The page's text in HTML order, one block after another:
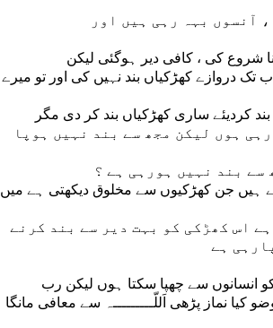
آنسوں بہہ رہی ہیں اور
دروازے کھڑکیاں بند نہیں کی اور تو میرے
ہوں لیکن مجھ سے بند نہیں ہوپا
ہیں جن کھڑکیوں سے مخلوق دیکھتی ہے میں
اس کھڑکی کو بہت دیر سے بند کرنے
انسانوں سے چھپا سکتا ہوں لیکن رب